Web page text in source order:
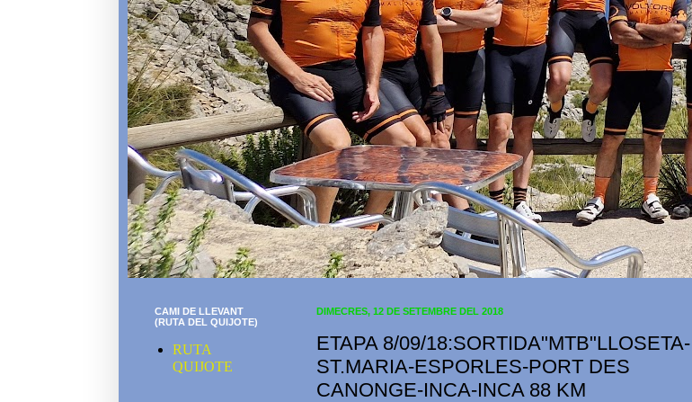
DIMECRES, 12 DE SETEMBRE DEL 2018
ETAPA 8/09/18:SORTIDA"MTB"LLOSETA-
ST.MARIA-ESPORLES-PORT DES
CANONGE-INCA-INCA 88 KM
CAMI DE LLEVANT
(RUTA DEL QUIJOTE)
RUTA
QUIJOTE